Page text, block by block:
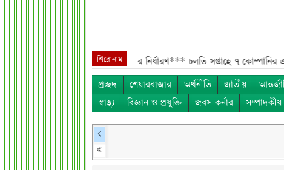
শিরোনাম
৩ কোম্পানির শেয়ারহোল্ডার নির্ধারণ*** চলতি সপ্তাহে ৭ কোম্পানির এজিএম***
প্রচ্ছদ
শেয়ারবাজার অর্থনীতি জাতীয়
স্বাস্থ্য
বিজ্ঞান ও প্রযুক্তি জবস কর্নার সম্পাদকীয়